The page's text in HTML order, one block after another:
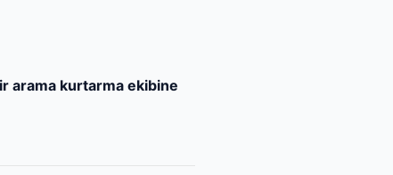
arama kurtarma ekibine